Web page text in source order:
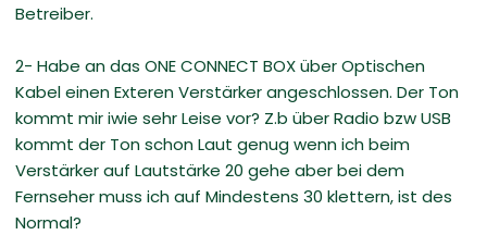
Betreiber.
2- Habe an das ONE CONNECT BOX über Optischen
Kabel einen Exteren Verstärker angeschlossen. Der Ton
kommt mir iwie sehr Leise vor? Z.b über Radio bzw USB
kommt der Ton schon Laut genug wenn ich beim
Verstärker auf Lautstärke 20 gehe aber bei dem
Fernseher muss ich auf Mindestens 30 klettern, ist des
Normal?